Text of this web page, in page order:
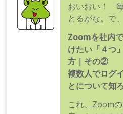
おいおい！
とるがな。で、
Zoomを社内
けたい「４つ
方｜その②
複数人でログ
とについて知
これ、Zoom